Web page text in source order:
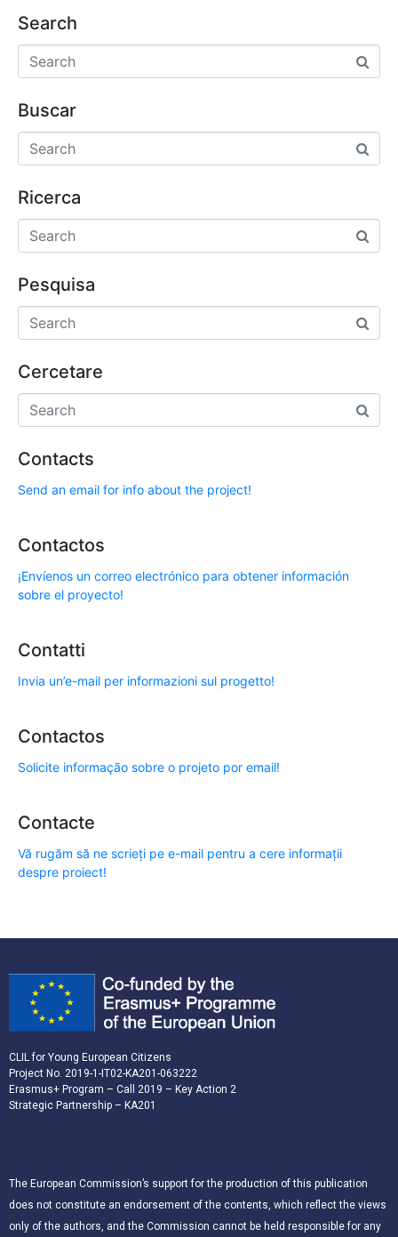
Search
Buscar
Ricerca
Pesquisa
Cercetare
Contacts
Send an email for info about the project!
Contactos
¡Envíenos un correo electrónico para obtener información
sobre el proyecto!
Contatti
Invia un’e-mail per informazioni sul progetto!
Contactos
Solicite informação sobre o projeto por email!
Contacte
Vă rugăm să ne scrieți pe e-mail pentru a cere informații
despre proiect!
CLIL for Young European Citizens
Project No. 2019-1-IT02-KA201-063222
Erasmus+ Program – Call 2019 – Key Action 2
Strategic Partnership – KA201
The European Commission’s support for the production of this publication
does not constitute an endorsement of the contents, which reflect the views
only of the authors, and the Commission cannot be held responsible for any